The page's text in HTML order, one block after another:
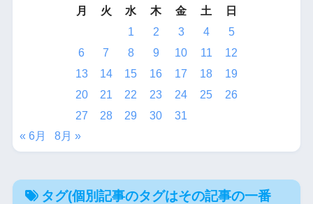
月
火 水 木 金 土
日
1
2 3 4
5
6
7 8 9 10 11
12
13
14 15 16 17 18
19
20
21 22 23 24 25
26
27
28 29 30
31
« 6月
8月 »
タグ(個別記事のタグはその記事の一番